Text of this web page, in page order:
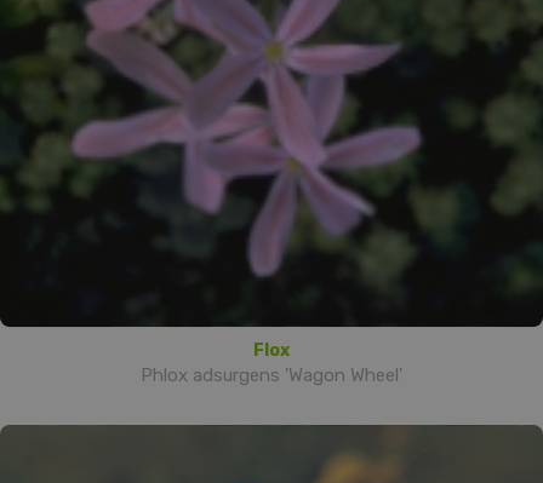
Flox
Phlox adsurgens 'Wagon Wheel'